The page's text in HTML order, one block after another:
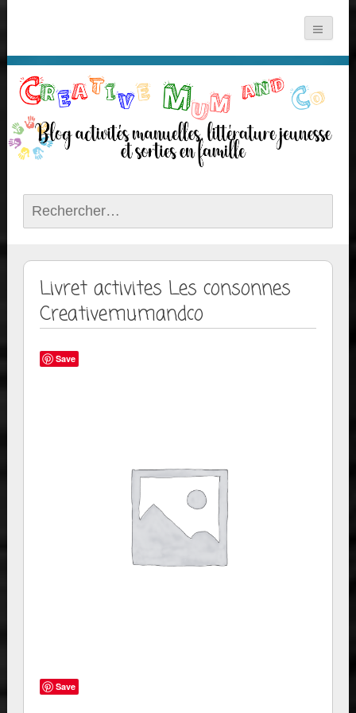
Rechercher :
Livret activites Les consonnes
Creativemumandco
Save
Save